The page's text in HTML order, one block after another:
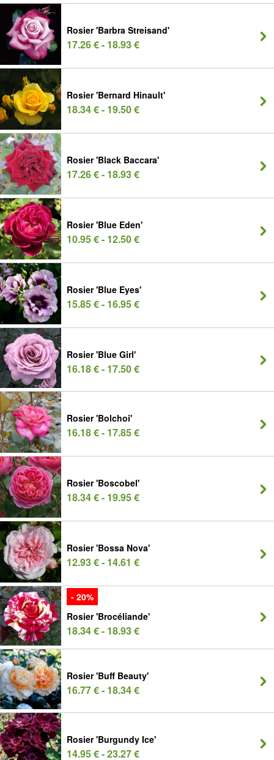
Rosier 'Barbra Streisand'
17.26 € - 18.93 €
Rosier 'Bernard Hinault'
18.34 € - 19.50 €
Rosier 'Black Baccara'
17.26 € - 18.93 €
Rosier 'Blue Eden'
10.95 € - 12.50 €
Rosier 'Blue Eyes'
15.85 € - 16.95 €
Rosier 'Blue Girl'
16.18 € - 17.50 €
Rosier 'Bolchoi'
16.18 € - 17.85 €
Rosier 'Boscobel'
18.34 € - 19.95 €
Rosier 'Bossa Nova'
12.93 € - 14.61 €
- 20%
Rosier 'Brocéliande'
18.34 € - 18.93 €
Rosier 'Buff Beauty'
16.77 € - 18.34 €
Rosier 'Burgundy Ice'
14.95 € - 23.27 €